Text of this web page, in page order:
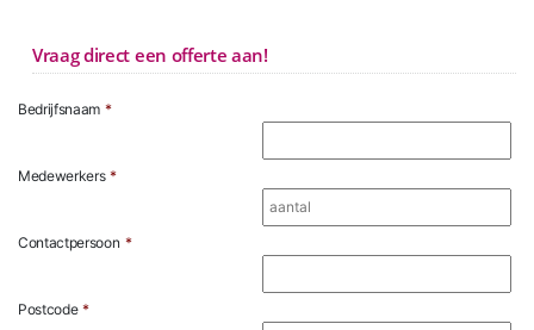
Vraag direct een offerte aan!
Bedrijfsnaam *
Medewerkers *
Contactpersoon *
Postcode *